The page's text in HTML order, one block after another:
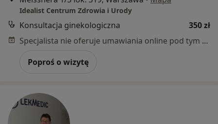
Idealist Centrum Zdrowia i Urody
Konsultacja ginekologiczna
350 zł
Specjalista nie oferuje umawiania online pod tym adresem.
Poproś o wizytę